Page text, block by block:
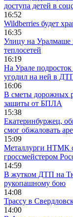
доступа детей в
16:52
Wildberries будет
16:35
Улицу на Уралмаше
теплосетей
16:19
На Урале
угодил на ней в
16:06
В сметы дорожных
защиты от БПЛА
15:38
Екатеринбуржец,
смог обжаловать
15:09
Металлурги НТМК
гроссмейстером
14:59
В жутком ДТП на
рукопашному бою
14:08
Трассу в
14:00